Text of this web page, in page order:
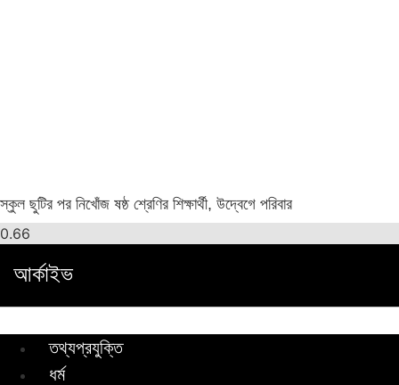
স্কুল ছুটির পর নিখোঁজ ষষ্ঠ শ্রেণির শিক্ষার্থী, উদ্বেগে পরিবার
আর্কাইভ
তথ্যপ্রযুক্তি
ধর্ম